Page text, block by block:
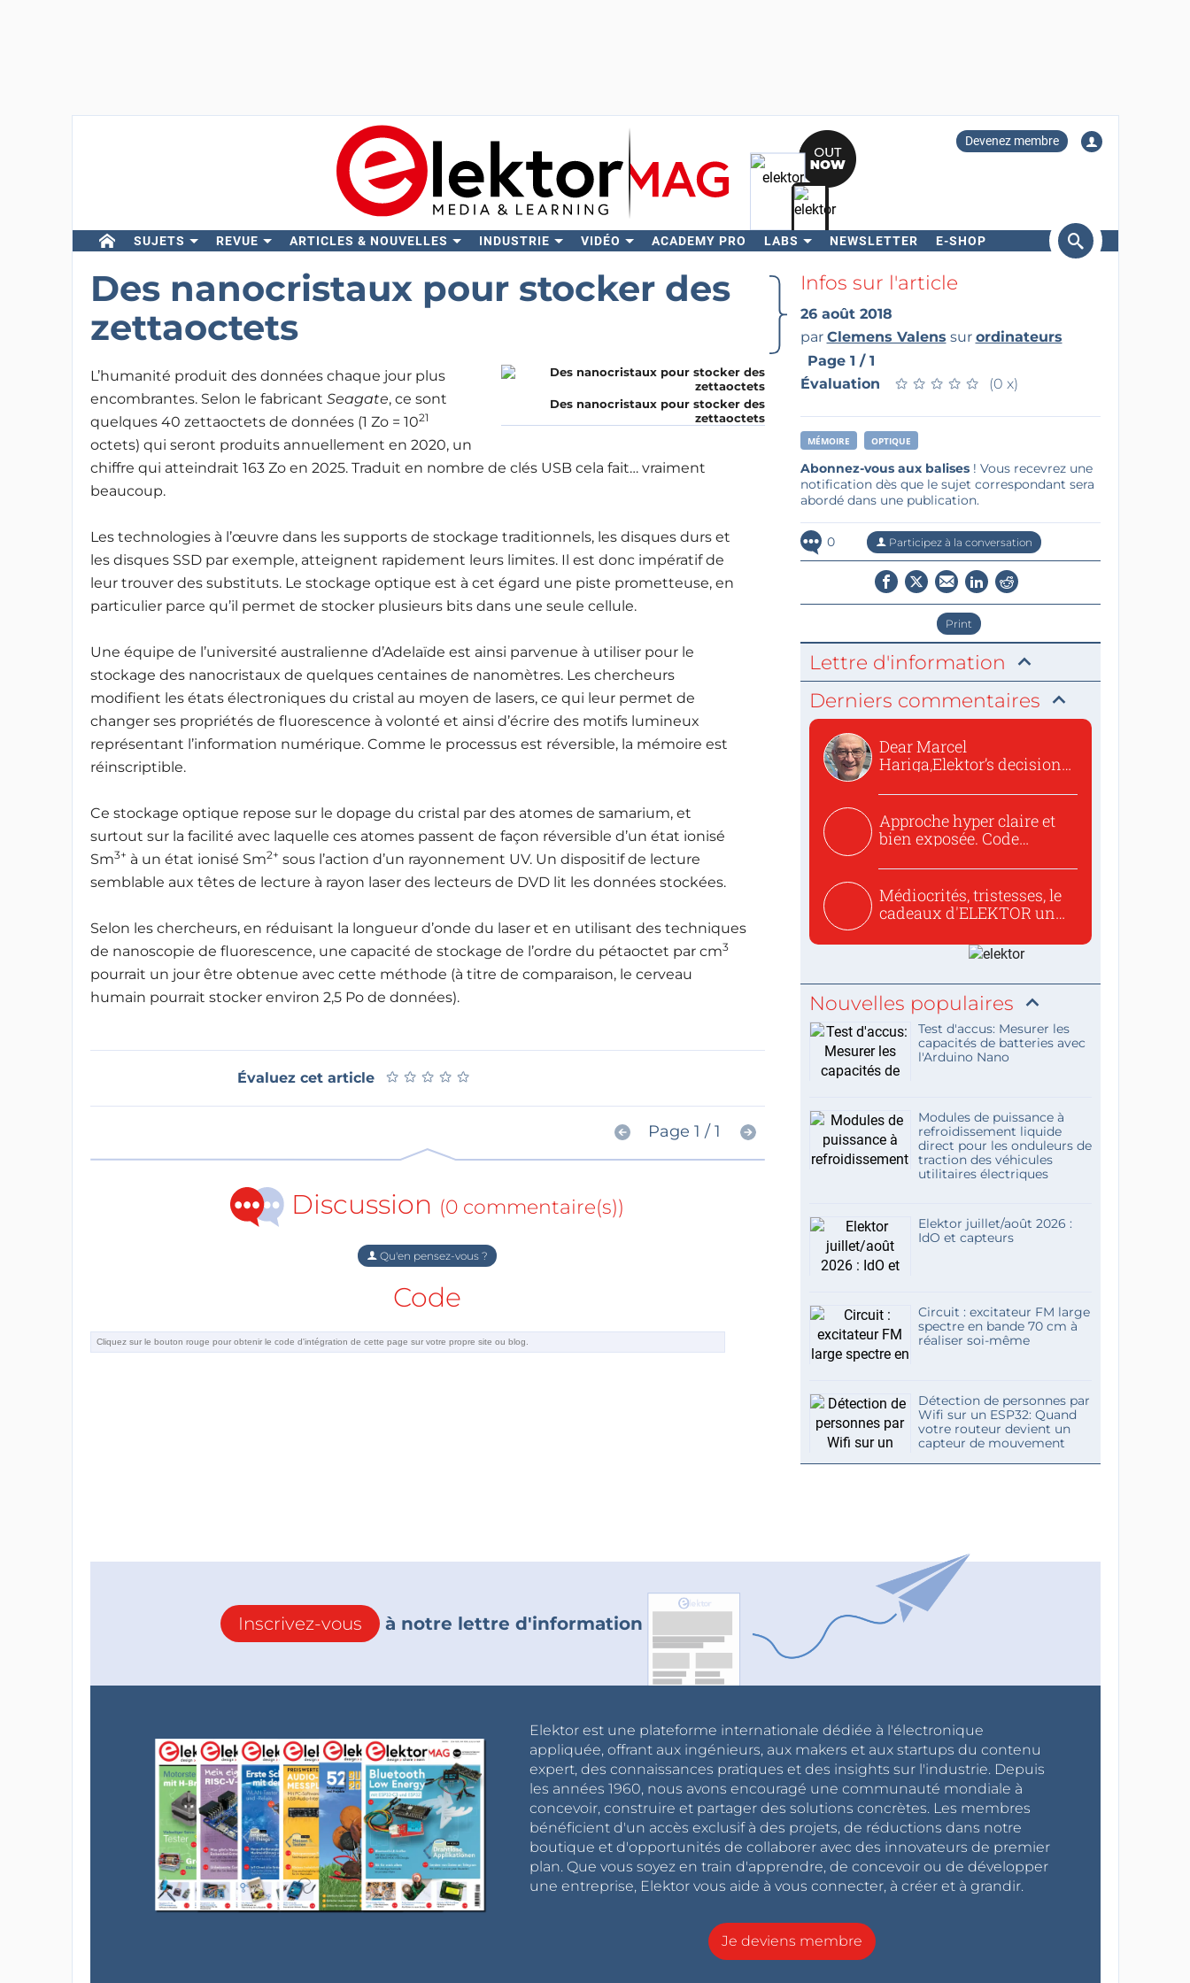
Devenez membre
SUJETS REVUE ARTICLES & NOUVELLES INDUSTRIE VIDÉO ACADEMY PRO LABS NEWSLETTER E-SHOP
Rechercher
Des nanocristaux pour stocker des
zettaoctets
Des nanocristaux pour stocker des
zettaoctets
L’humanité produit des données chaque jour plus
encombrantes. Selon le fabricant Seagate, ce sont
quelques 40 zettaoctets de données (1 Zo = 1021
octets) qui seront produits annuellement en 2020, un
chiffre qui atteindrait 163 Zo en 2025. Traduit en nombre de clés USB cela fait… vraiment
beaucoup.
Les technologies à l’œuvre dans les supports de stockage traditionnels, les disques durs et
les disques SSD par exemple, atteignent rapidement leurs limites. Il est donc impératif de
leur trouver des substituts. Le stockage optique est à cet égard une piste prometteuse, en
particulier parce qu’il permet de stocker plusieurs bits dans une seule cellule.
Une équipe de l’université australienne d’Adelaïde est ainsi parvenue à utiliser pour le
stockage des nanocristaux de quelques centaines de nanomètres. Les chercheurs
modifient les états électroniques du cristal au moyen de lasers, ce qui leur permet de
changer ses propriétés de fluorescence à volonté et ainsi d’écrire des motifs lumineux
représentant l’information numérique. Comme le processus est réversible, la mémoire est
réinscriptible.
Ce stockage optique repose sur le dopage du cristal par des atomes de samarium, et
surtout sur la facilité avec laquelle ces atomes passent de façon réversible d’un état ionisé
Sm3+ à un état ionisé Sm2+ sous l’action d’un rayonnement UV. Un dispositif de lecture
semblable aux têtes de lecture à rayon laser des lecteurs de DVD lit les données stockées.
Selon les chercheurs, en réduisant la longueur d’onde du laser et en utilisant des techniques
de nanoscopie de fluorescence, une capacité de stockage de l’ordre du pétaoctet par cm3
pourrait un jour être obtenue avec cette méthode (à titre de comparaison, le cerveau
humain pourrait stocker environ 2,5 Po de données).
Évaluez cet article ★ ★ ★ ★ ★
★ ★ ★ ★ ★
Page 1 / 1
Discussion (0 commentaire(s))
Qu'en pensez-vous ?
Code
Infos sur l'article
26 août 2018
par Clemens Valens sur ordinateurs
Page 1 / 1
Évaluation
★ ★ ★ ★ ★
★ ★ ★ ★ ★ (0 x)
MÉMOIRE OPTIQUE
Abonnez-vous aux balises! Vous recevrez une
notification dès que le sujet correspondant sera
abordé dans une publication.
0 Participez à la conversation
Print
Lettre d'information
Derniers commentaires
Dear Marcel
Hariga,Elektor’s decision
Approche hyper claire et
bien exposée. Code
Médiocrités, tristesses, le
cadeaux d'ELEKTOR un
Nouvelles populaires
Test d'accus: Mesurer les
capacités de batteries avec
l'Arduino Nano
Modules de puissance à
refroidissement liquide
direct pour les onduleurs de
traction des véhicules
utilitaires électriques
Elektor juillet/août 2026 :
IdO et capteurs
Circuit : excitateur FM large
spectre en bande 70 cm à
réaliser soi-même
Détection de personnes par
Wifi sur un ESP32: Quand
votre routeur devient un
capteur de mouvement
Inscrivez-vous à notre lettre d'information
Elektor est une plateforme internationale dédiée à l'électronique
appliquée, offrant aux ingénieurs, aux makers et aux startups du contenu
expert, des connaissances pratiques et des insights sur l'industrie. Depuis
les années 1960, nous avons encouragé une communauté mondiale à
concevoir, construire et partager des solutions concrètes. Les membres
bénéficient d'un accès exclusif à des projets, de réductions dans notre
boutique et d'opportunités de collaborer avec des innovateurs de premier
plan. Que vous soyez en train d'apprendre, de concevoir ou de développer
une entreprise, Elektor vous aide à vous connecter, à créer et à grandir.
Je deviens membre